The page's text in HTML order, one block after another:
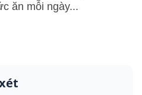
ăn mỗi ngày...